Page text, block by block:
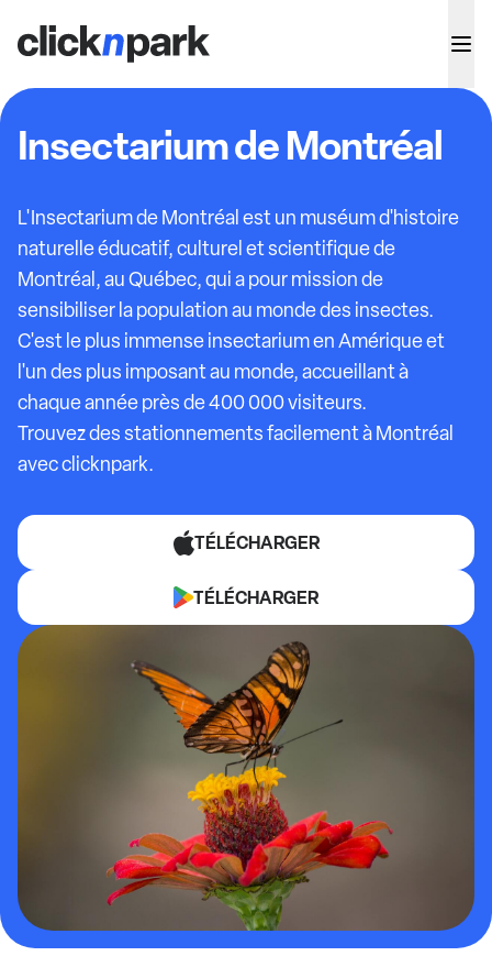
Insectarium de Montréal
L'Insectarium de Montréal est un muséum d'histoire
naturelle éducatif, culturel et scientifique de
Montréal, au Québec, qui a pour mission de
sensibiliser la population au monde des insectes.
C'est le plus immense insectarium en Amérique et
l'un des plus imposant au monde, accueillant à
chaque année près de 400 000 visiteurs.
Trouvez des stationnements facilement à Montréal
avec clicknpark.
TÉLÉCHARGER
TÉLÉCHARGER